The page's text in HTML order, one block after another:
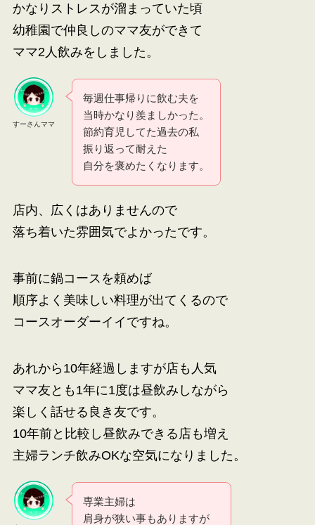
かなりストレスが溜まっていた頃
幼稚園で仲良しのママ友ができて
ママ2人飲みをしました。
すーさんママ
毎週仕事帰りに飲む夫を
当時かなり羨ましかった。
節約育児してた過去の私
振り返って耐えた
自分を褒めたくなります。
店内、広くはありませんので
落ち着いた雰囲気でよかったです。
事前に鍋コースを頼めば
順序よく美味しい料理が出てくるので
コースオーダーイイですね。
あれから10年経過しますが店も人気
ママ友とも1年に1度は昼飲みしながら
楽しく話せる良き友です。
10年前と比較し昼飲みできる店も増え
主婦ランチ飲みOKな空気になりました。
専業主婦は
肩身が狭い事もありますが